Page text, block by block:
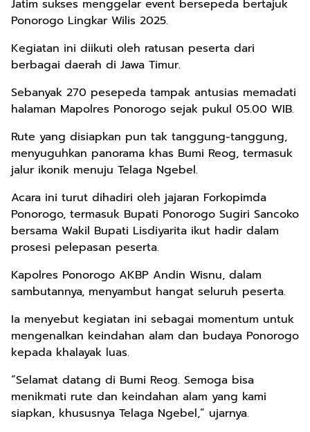
Jatim sukses menggelar event bersepeda bertajuk
Ponorogo Lingkar Wilis 2025.
Kegiatan ini diikuti oleh ratusan peserta dari
berbagai daerah di Jawa Timur.
Sebanyak 270 pesepeda tampak antusias memadati
halaman Mapolres Ponorogo sejak pukul 05.00 WIB.
Rute yang disiapkan pun tak tanggung-tanggung,
menyuguhkan panorama khas Bumi Reog, termasuk
jalur ikonik menuju Telaga Ngebel.
Acara ini turut dihadiri oleh jajaran Forkopimda
Ponorogo, termasuk Bupati Ponorogo Sugiri Sancoko
bersama Wakil Bupati Lisdiyarita ikut hadir dalam
prosesi pelepasan peserta.
Kapolres Ponorogo AKBP Andin Wisnu, dalam
sambutannya, menyambut hangat seluruh peserta.
Ia menyebut kegiatan ini sebagai momentum untuk
mengenalkan keindahan alam dan budaya Ponorogo
kepada khalayak luas.
“Selamat datang di Bumi Reog. Semoga bisa
menikmati rute dan keindahan alam yang kami
siapkan, khususnya Telaga Ngebel,” ujarnya.